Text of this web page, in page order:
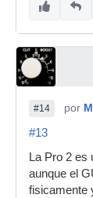
#14 por
#13
La Pro 2 es
aunque el
fisicamente